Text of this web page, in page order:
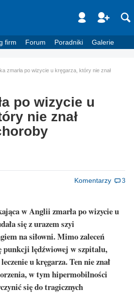
firm Forum Poradniki Galerie
zmarła po wizycie u kręgarza, który nie znał
po wizycie u
nie znał
Komentarzy 3
w Anglii zmarła po wizycie u
się z urazem szyi
na siłowni. Mimo zaleceń
punkcji lędźwiowej w szpitalu,
u kręgarza. Ten nie znał
w tym hipermobilności
się do tragicznych